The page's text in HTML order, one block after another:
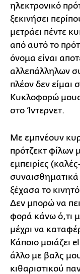
ηλεκτρονικό
ξεκινήσει
μετράει πέντε
από αυτό το
όνομα είναι
αλλεπάλληλων
πλέον δεν είμαι
Κυκλοφορώ
στο Ίντερνετ.
Με εμπνέουν
πρότζεκτ φίλων
εμπειρίες
ξέχασα το
Δεν μπορώ να
φορά κάνω ό,τι
μέχρι να
Κάποιο μοιάζει
άλλο με βαλς
κιθαριστικού